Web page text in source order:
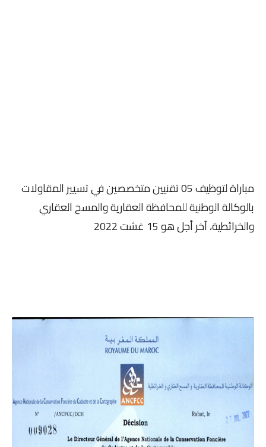
مباراة لتوظيف 05 تقنيين متخصصين في تسيير المقاولات
بالوكالة الوطنية للمحافظة العقارية والمسح العقاري
والخرائطية، آخر أجل هو 15 غشت 2022